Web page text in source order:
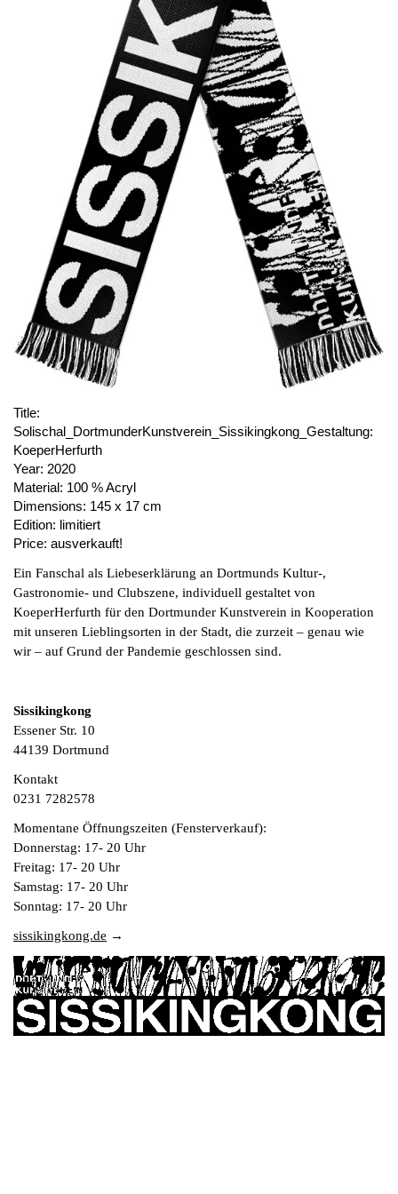
PUBLICATIONS
MEMBERSHIP
NEWSLETTER
FACEBOOK
INSTAGRAM
PARTNERS
IMPRINT
DATA PROTECTION
Title:
Solischal_DortmunderKunstverein_Sissikingkong_Gestaltung:
KoeperHerfurth
Year: 2020
Material: 100 % Acryl
Dimensions: 145 x 17 cm
Edition: limitiert
Price: ausverkauft!
Ein Fanschal als Liebeserklärung an Dortmunds Kultur-,
Gastronomie- und Clubszene, individuell gestaltet von
KoeperHerfurth für den Dortmunder Kunstverein in Kooperation
mit unseren Lieblingsorten in der Stadt, die zurzeit – genau wie
wir – auf Grund der Pandemie geschlossen sind.
Sissikingkong
Essener Str. 10
44139 Dortmund
Kontakt
0231 7282578
Momentane Öffnungszeiten (Fensterverkauf):
Donnerstag: 17- 20 Uhr
Freitag: 17- 20 Uhr
Samstag: 17- 20 Uhr
Sonntag: 17- 20 Uhr
sissikingkong.de